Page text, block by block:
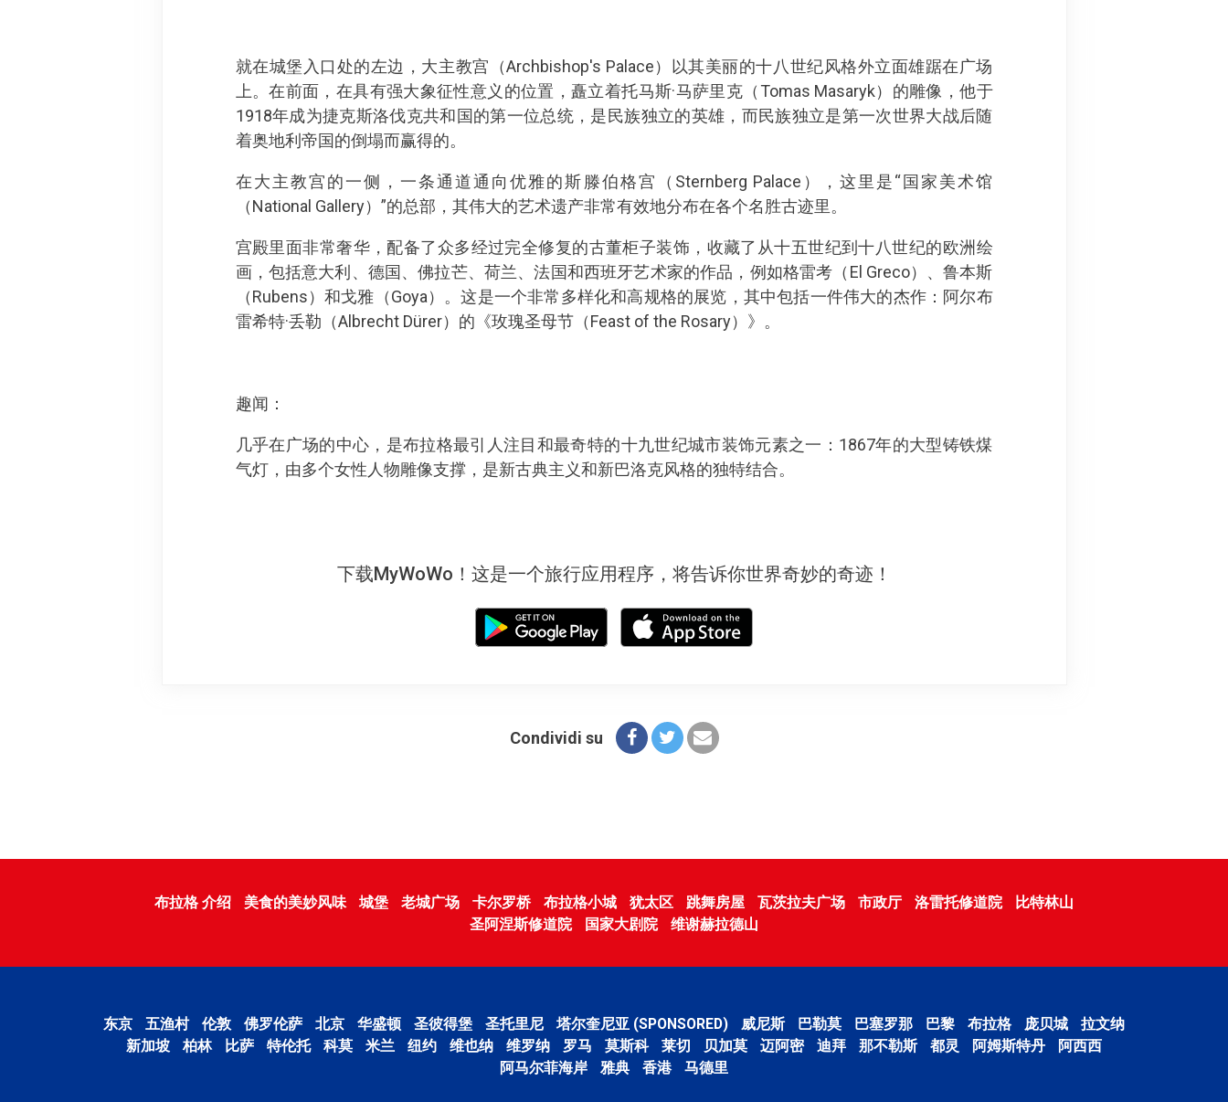
就在城堡入口处的左边，大主教宫（Archbishop's Palace）以其美丽的十八世纪风格外立面雄踞在广场
上。在前面，在具有强大象征性意义的位置，矗立着托马斯·马萨里克（Tomas Masaryk）的雕像，他于
1918年成为捷克斯洛伐克共和国的第一位总统，是民族独立的英雄，而民族独立是第一次世界大战后随
着奥地利帝国的倒塌而赢得的。
在大主教宫的一侧，一条通道通向优雅的斯滕伯格宫（Sternberg Palace），这里是“国家美术馆
（National Gallery）”的总部，其伟大的艺术遗产非常有效地分布在各个名胜古迹里。
宫殿里面非常奢华，配备了众多经过完全修复的古董柜子装饰，收藏了从十五世纪到十八世纪的欧洲绘
画，包括意大利、德国、佛拉芒、荷兰、法国和西班牙艺术家的作品，例如格雷考（El Greco）、鲁本斯
（Rubens）和戈雅（Goya）。这是一个非常多样化和高规格的展览，其中包括一件伟大的杰作：阿尔布
雷希特·丢勒（Albrecht Dürer）的《玫瑰圣母节（Feast of the Rosary）》。
趣闻：
几乎在广场的中心，是布拉格最引人注目和最奇特的十九世纪城市装饰元素之一：1867年的大型铸铁煤
气灯，由多个女性人物雕像支撑，是新古典主义和新巴洛克风格的独特结合。
下载MyWoWo！这是一个旅行应用程序，将告诉你世界奇妙的奇迹！
Condividi su
布拉格 介绍 美食的美妙风味 城堡 老城广场 卡尔罗桥 布拉格小城 犹太区 跳舞房屋 瓦茨拉夫广场 市政厅 洛雷托修道院
比特林山
圣阿涅斯修道院
国家大剧院 维谢赫拉德山
东京 五渔村 伦敦 佛罗伦萨 北京 华盛顿 圣彼得堡 圣托里尼 塔尔奎尼亚 (SPONSORED) 威尼斯 巴勒莫 巴塞罗那 巴黎 布拉格 庞贝城
拉文纳
新加坡
柏林 比萨 特伦托 科莫 米兰 纽约 维也纳 维罗纳 罗马 莫斯科 莱切 贝加莫 迈阿密 迪拜 那不勒斯 都灵 阿姆斯特丹
阿西西
阿马尔菲海岸
雅典 香港 马德里